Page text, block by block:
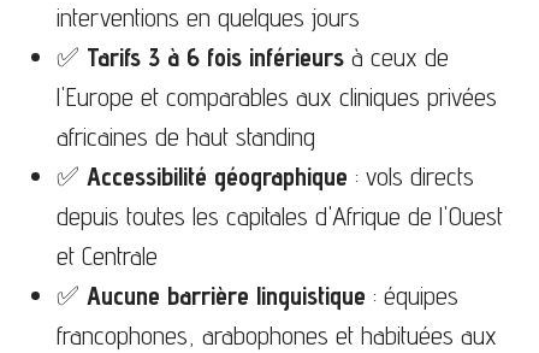
interventions en quelques jours
✅ Tarifs 3 à 6 fois inférieurs à ceux de
l'Europe et comparables aux cliniques privées
africaines de haut standing
✅ Accessibilité géographique : vols directs
depuis toutes les capitales d'Afrique de l'Ouest
et Centrale
✅ Aucune barrière linguistique : équipes
francophones, arabophones et habituées aux